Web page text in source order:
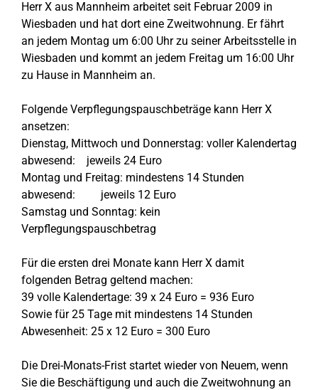
Herr X aus Mannheim arbeitet seit Februar 2009 in
Wiesbaden und hat dort eine Zweitwohnung. Er fährt
an jedem Montag um 6:00 Uhr zu seiner Arbeitsstelle in
Wiesbaden und kommt an jedem Freitag um 16:00 Uhr
zu Hause in Mannheim an.
Folgende Verpflegungspauschbeträge kann Herr X
ansetzen:
Dienstag, Mittwoch und Donnerstag: voller Kalendertag
abwesend: jeweils 24 Euro
Montag und Freitag: mindestens 14 Stunden
abwesend: jeweils 12 Euro
Samstag und Sonntag: kein
Verpflegungspauschbetrag
Für die ersten drei Monate kann Herr X damit
folgenden Betrag geltend machen:
39 volle Kalendertage: 39 x 24 Euro = 936 Euro
Sowie für 25 Tage mit mindestens 14 Stunden
Abwesenheit: 25 x 12 Euro = 300 Euro
Die Drei-Monats-Frist startet wieder von Neuem, wenn
Sie die Beschäftigung und auch die Zweitwohnung an